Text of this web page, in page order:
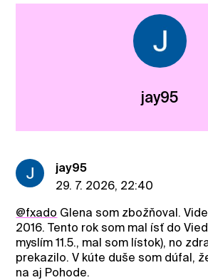
jay95
jay95
29. 7. 2026, 22:40
@fxado Glena som zbožňoval.
2016. Tento rok som mal ísť do
myslím 11.5., mal som lístok), no
prekazilo. V kúte duše som dúfal,
na aj Pohode.